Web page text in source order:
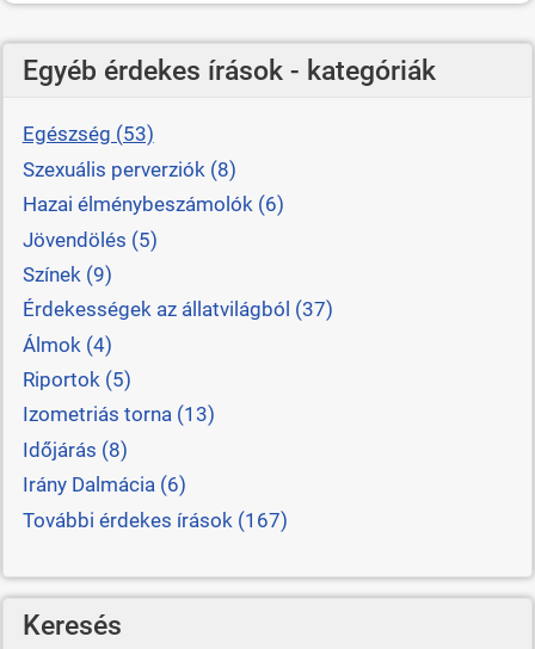
Egyéb érdekes írások - kategóriák
Egészség (53)
Szexuális perverziók (8)
Hazai élménybeszámolók (6)
Jövendölés (5)
Színek (9)
Érdekességek az állatvilágból (37)
Álmok (4)
Riportok (5)
Izometriás torna (13)
Időjárás (8)
Irány Dalmácia (6)
További érdekes írások (167)
Keresés